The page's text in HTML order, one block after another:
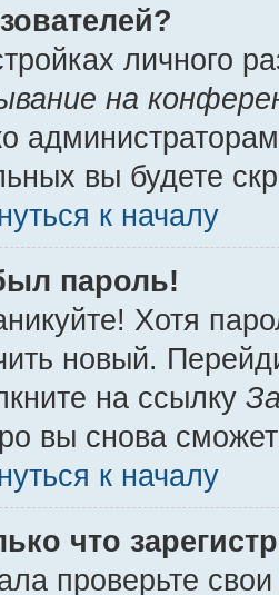
личного
на
вы будете
к началу
пароль!
Хотя
новый.
на ссылку
вы снова
к началу
что
проверьте